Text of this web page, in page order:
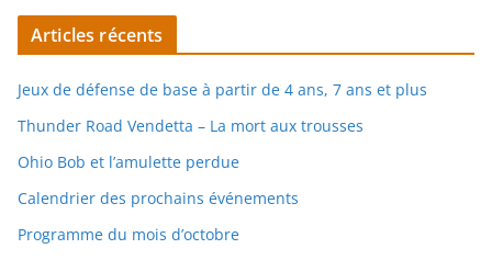
Articles récents
Jeux de défense de base à partir de 4 ans, 7 ans et plus
Thunder Road Vendetta – La mort aux trousses
Ohio Bob et l’amulette perdue
Calendrier des prochains événements
Programme du mois d’octobre